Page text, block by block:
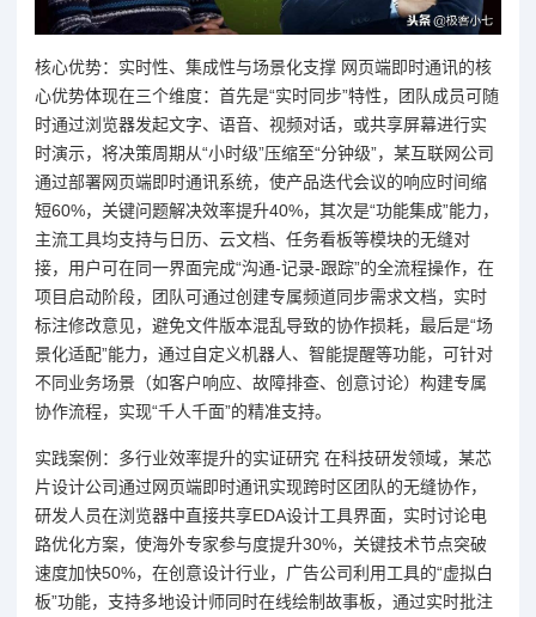
核心优势：实时性、集成性与场景化支撑 网页端即时通讯的核
心优势体现在三个维度：首先是“实时同步”特性，团队成员可随
时通过浏览器发起文字、语音、视频对话，或共享屏幕进行实
时演示，将决策周期从“小时级”压缩至“分钟级”，某互联网公司
通过部署网页端即时通讯系统，使产品迭代会议的响应时间缩
短60%，关键问题解决效率提升40%，其次是“功能集成”能力，
主流工具均支持与日历、云文档、任务看板等模块的无缝对
接，用户可在同一界面完成“沟通-记录-跟踪”的全流程操作，在
项目启动阶段，团队可通过创建专属频道同步需求文档，实时
标注修改意见，避免文件版本混乱导致的协作损耗，最后是“场
景化适配”能力，通过自定义机器人、智能提醒等功能，可针对
不同业务场景（如客户响应、故障排查、创意讨论）构建专属
协作流程，实现“千人千面”的精准支持。
实践案例：多行业效率提升的实证研究 在科技研发领域，某芯
片设计公司通过网页端即时通讯实现跨时区团队的无缝协作，
研发人员在浏览器中直接共享EDA设计工具界面，实时讨论电
路优化方案，使海外专家参与度提升30%，关键技术节点突破
速度加快50%，在创意设计行业，广告公司利用工具的“虚拟白
板”功能，支持多地设计师同时在线绘制故事板，通过实时批注